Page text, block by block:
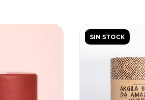
SIN STOCK